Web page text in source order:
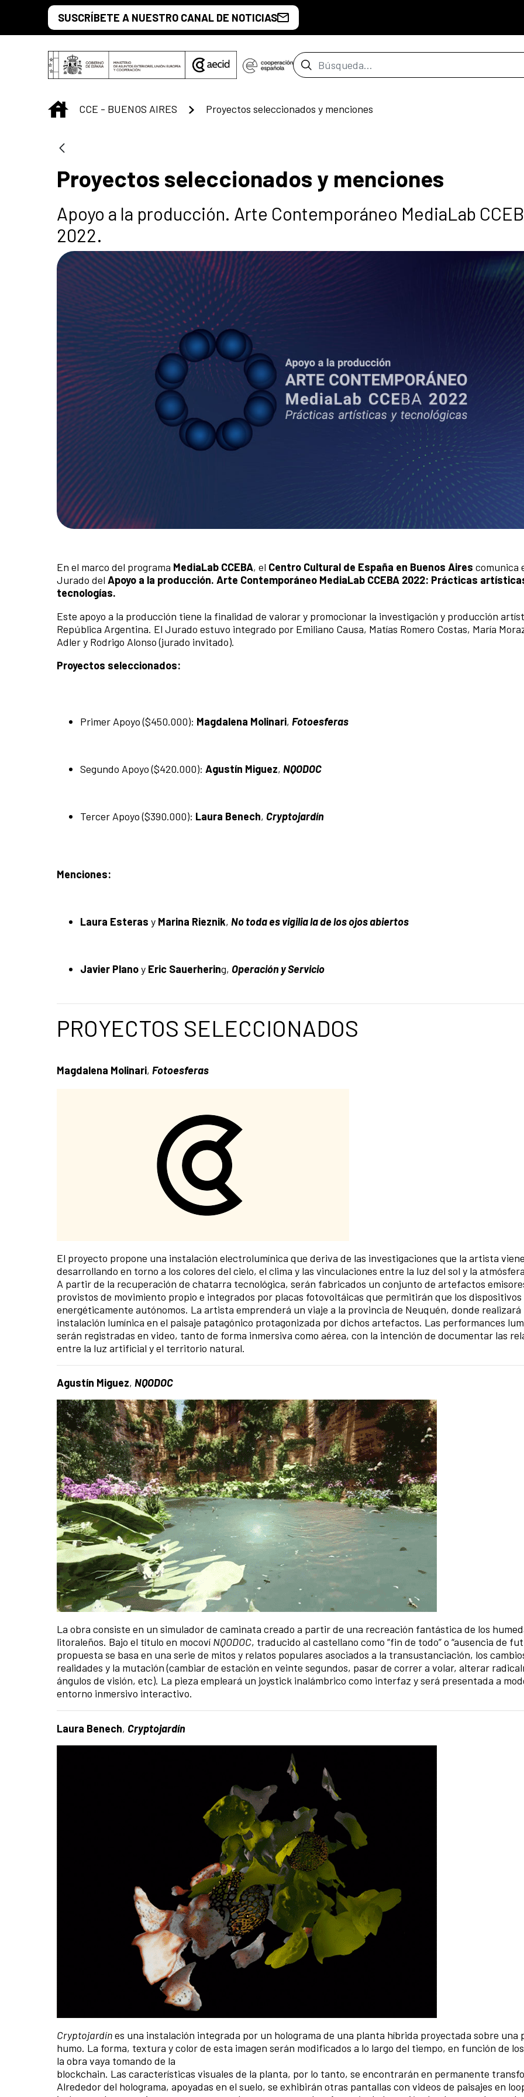
Saltar al contenido principal
SUSCRÍBETE A NUESTRO CANAL DE NOTICIAS
Barra de búsqueda
INICIO
CCE - BUENOS AIRES Proyectos seleccionados y menciones
Proyectos seleccionados y menciones
Apoyo a la producción. Arte Contemporáneo MediaLab
2022.
En el marco del programa MediaLab CCEBA, el Centro Cultural de España en Buenos Aires comunica
Jurado del Apoyo a la producción. Arte Contemporáneo MediaLab CCEBA 2022: Prácticas
tecnologías.
Este apoyo a la producción tiene la finalidad de valorar y promocionar la investigación y producción
República Argentina. El Jurado estuvo integrado por Emiliano Causa, Matías Romero Costas, María
Adler y Rodrigo Alonso (jurado invitado).
Proyectos seleccionados:
Primer Apoyo ($450.000): Magdalena Molinari, Fotoesferas
Segundo Apoyo ($420.000): Agustín Miguez, NQODOC
Tercer Apoyo ($390.000): Laura Benech, Cryptojardín
Menciones:
Laura Esteras y Marina Rieznik, No toda es vigilia la de los ojos abiertos
Javier Planoy Eric Sauerhering, Operación y Servicio
PROYECTOS SELECCIONADOS
Magdalena Molinari, Fotoesferas
El proyecto propone una instalación electrolumínica que deriva de las investigaciones que la artista viene
desarrollando en torno a los colores del cielo, el clima y las vinculaciones entre la luz del sol y la
A partir de la recuperación de chatarra tecnológica, serán fabricados un conjunto de artefactos
provistos de movimiento propio e integrados por placas fotovoltáicas que permitirán que los dispositivos
energéticamente autónomos. La artista emprenderá un viaje a la provincia de Neuquén, donde realizará
instalación lumínica en el paisaje patagónico protagonizada por dichos artefactos. Las performances
serán registradas en video, tanto de forma inmersiva como aérea, con la intención de documentar las
entre la luz artificial y el territorio natural.
Agustín Miguez, NQODOC
La obra consiste en un simulador de caminata creado a partir de una recreación fantástica de los
litoraleños. Bajo el título en mocoví NQODOC, traducido al castellano como “fin de todo” o “ausencia de
propuesta se basa en una serie de mitos y relatos populares asociados a la transustanciación, los
realidades y la mutación (cambiar de estación en veinte segundos, pasar de correr a volar, alterar
ángulos de visión, etc). La pieza empleará un joystick inalámbrico como interfaz y será presentada a
entorno inmersivo interactivo.
Laura Benech, Cryptojardín
Cryptojardínes una instalación integrada por un holograma de una planta híbrida proyectada sobre una
humo. La forma, textura y color de esta imagen serán modificados a lo largo del tiempo, en función de
la obra vaya tomando de la
blockchain. Las características visuales de la planta, por lo tanto, se encontrarán en permanente
Alrededor del holograma, apoyadas en el suelo, se exhibirán otras pantallas con videos de paisajes en